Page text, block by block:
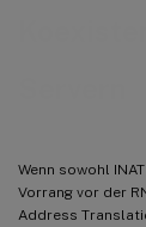
Wenn sowohl
Vorrang vor der
Address